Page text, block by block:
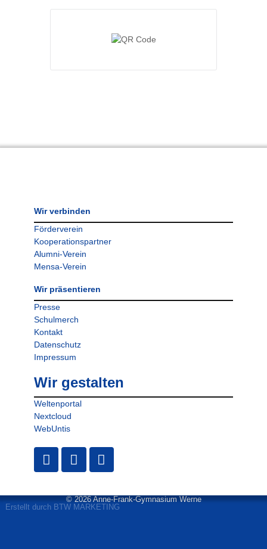
Wir verbinden
Förderverein
Kooperationspartner
Alumni-Verein
Mensa-Verein
Wir präsentieren
Presse
Schulmerch
Kontakt
Datenschutz
Impressum
Wir gestalten
Weltenportal
Nextcloud
WebUntis
© 2026 Anne-Frank-Gymnasium Werne
Erstellt durch BTW MARKETING